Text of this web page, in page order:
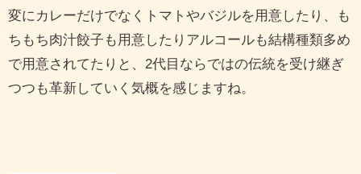
変にカレーだけでなくトマトやバジルを用意したり、も
ちもち肉汁餃子も用意したりアルコールも結構種類多め
で用意されてたりと、2代目ならではの伝統を受け継ぎ
つつも革新していく気概を感じますね。